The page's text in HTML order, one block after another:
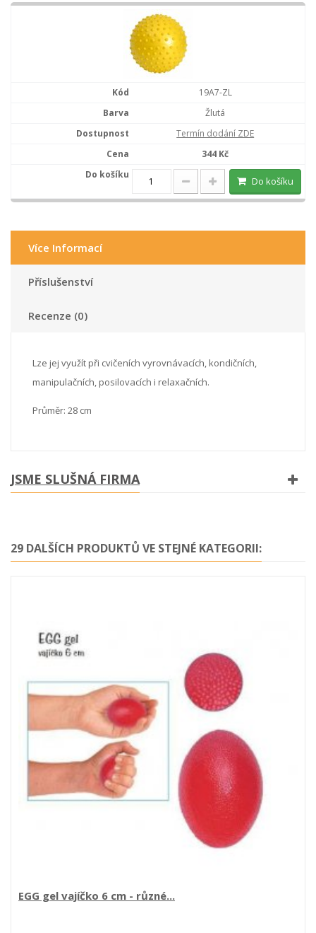
19A7-ZL
Žlutá
Termín dodání ZDE
344 Kč
Do košíku
Více Informací
Příslušenství
Recenze (0)
Lze jej využít při cvičeních vyrovnávacích, kondičních,
manipulačních, posilovacích i relaxačních.
Průměr: 28 cm
JSME SLUŠNÁ FIRMA
29 DALŠÍCH PRODUKTŮ VE STEJNÉ KATEGORII:
EGG gel vajíčko 6 cm - různé...